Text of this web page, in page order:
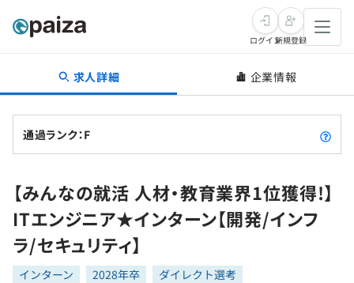
転職・キャリア
転職成功ガイド
転職エージェント
インタビュー
転職成功ガイド
新卒就活
求人検索
本選考
インターン
学習
問題集
プログラミング言語
ゲーム・マンガ
ログイン新規登録
求人詳細 企業情報
通過ランク：F
【みんなの就活 人材・教育業界1位獲得!】
ITエンジニア★インターン【開発/インフ
ラ/セキュリティ】
インターン 2028年卒 ダイレクト選考